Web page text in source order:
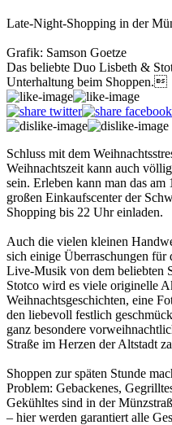
Late-Night-Shopping in der
Grafik: Samson Goetze
Das beliebte Duo Lisbeth &
Unterhaltung beim Shoppen.
Schluss mit dem
Weihnachtszeit kann auch
sein. Erleben kann man das
großen Einkaufscenter der
Shopping bis 22 Uhr einladen.
Auch die vielen kleinen
sich einige Überraschungen für
Live-Musik von dem beliebten
Stotco wird es viele originelle
Weihnachtsgeschichten, eine
den liebevoll festlich
ganz besondere
Straße im Herzen der Altstadt
Shoppen zur späten Stunde
Problem: Gebackenes,
Gekühltes sind in der
– hier werden garantiert alle